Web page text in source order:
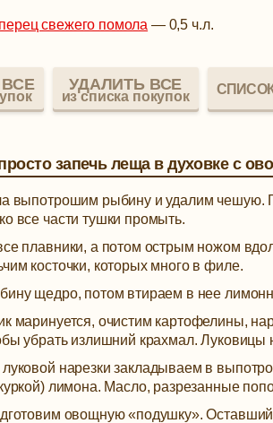
свежего помола — 0,5 ч.л.
УДАЛИТЬ ВСЕ
из списка покупок
запечь леща в духовке с
выпотрошим рыбину и удалим чешую.
все части тушки промыть.
плавники, а потом острым ножом
косточки, которых много в филе.
щедро, потом втираем в нее
маринуется, очистим картофелины,
убрать излишний крахмал. Луковицы
нарезки закладываем в
лимона. Масло, разрезанные
овощную «подушку».